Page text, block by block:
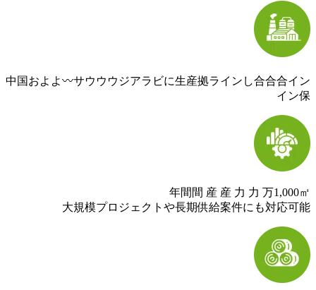
中国およ